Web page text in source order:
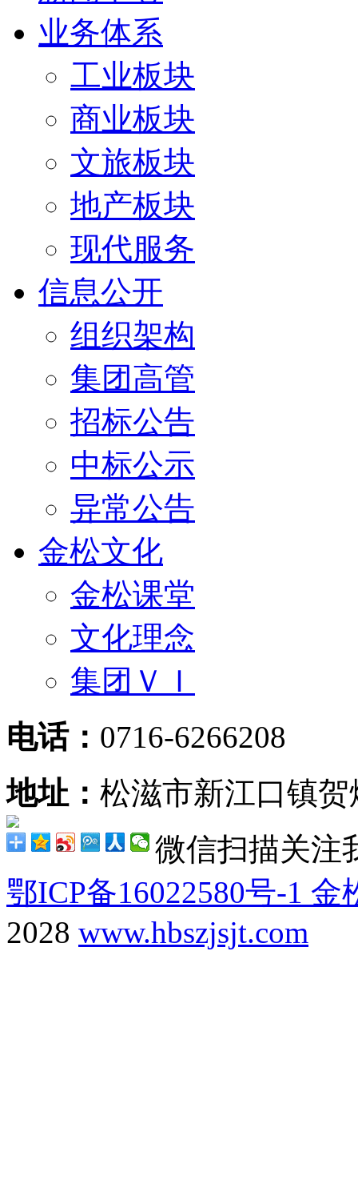
业务体系
工业板块
商业板块
文旅板块
地产板块
现代服务
信息公开
组织架构
集团高管
招标公告
中标公示
异常公告
金松文化
金松课堂
文化理念
集团ＶＩ
电话： 0716-6266208
地址： 松滋市新江口镇
微信扫描关注
鄂ICP备16022580号-1 金
2028 www.hbszjsjt.com